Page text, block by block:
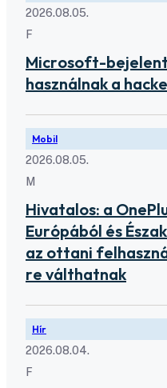
2026.08.05.
F
Microsoft-
használnak a
Mobil
2026.08.05.
M
Hivatalos: a
Európából és
az ottani
re válthatnak
Hír
2026.08.04.
F